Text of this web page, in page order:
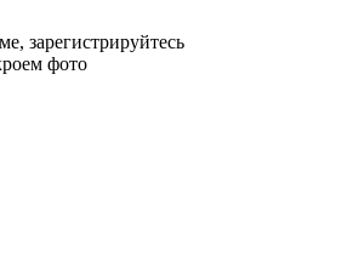
зарегистрируйтесь
фото